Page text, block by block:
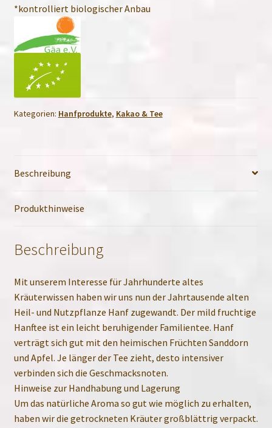
*kontrolliert biologischer Anbau
Kategorien: Hanfprodukte, Kakao & Tee
Beschreibung
Produkthinweise
Beschreibung
Mit unserem Interesse für Jahrhunderte altes
Kräuterwissen haben wir uns nun der Jahrtausende alten
Heil- und Nutzpflanze Hanf zugewandt. Der mild fruchtige
Hanftee ist ein leicht beruhigender Familientee. Hanf
verträgt sich gut mit den heimischen Früchten Sanddorn
und Apfel. Je länger der Tee zieht, desto intensiver
verbinden sich die Geschmacksnoten.
Hinweise zur Handhabung und Lagerung
Um das natürliche Aroma so gut wie möglich zu erhalten,
haben wir die getrockneten Kräuter großblättrig verpackt.